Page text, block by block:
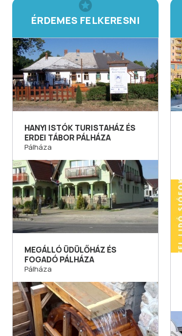
ÉRDEMES FELKERESNI
HANYI ISTÓK TURISTAHÁZ ÉS
ERDEI TÁBOR PÁLHÁZA
Pálháza
MEGÁLLÓ ÜDÜLŐHÁZ ÉS
FOGADÓ PÁLHÁZA
Pálháza